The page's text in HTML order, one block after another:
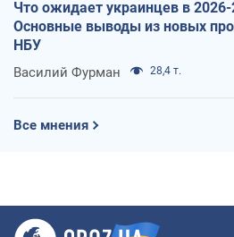
Что ожидает украинцев в 2026-
Основные выводы из новых
НБУ
Василий Фурман 28,4 т.
Все мнения